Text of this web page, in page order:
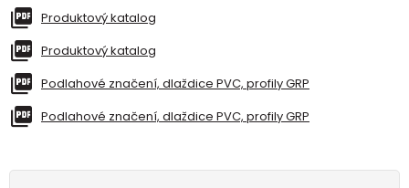
Produktový katalog
Produktový katalog
Podlahové značení, dlaždice PVC, profily GRP
Podlahové značení, dlaždice PVC, profily GRP